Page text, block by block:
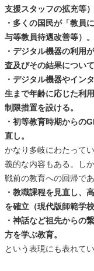
支援スタッフの拡充等）
・多くの国民が「教員
与等教員待遇改善等）。
・デジタル機器の利用
査及びその結果につい
・デジタル機器やイン
生まで年齢に応じた利
制限措置を設ける。
・初等教育時期からの
直し。
かなり多岐にわたって
義的な内容もある。し
戦前の教育への回帰で
・教職課程を見直し、
を確立（現代版師範学校
・神話など祖先からの
方を学ぶ教育。
という表現にも表れてい